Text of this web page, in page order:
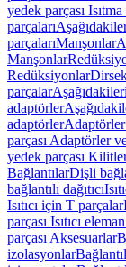
yedek parçası
parçaları
parçalarıManşonlar
Manşonlar
Redüksiyonlar
parçalar
adaptörler
adaptörler
parçası Adaptörler
yedek parçası
BağlantılarDişli
bağlantılı dağıtıcı
Isıtıcı için T parçalar
parçası Isıtıcı
parçası Aksesuarlar
izolasyonlar